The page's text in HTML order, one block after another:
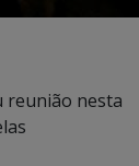
reunião nesta